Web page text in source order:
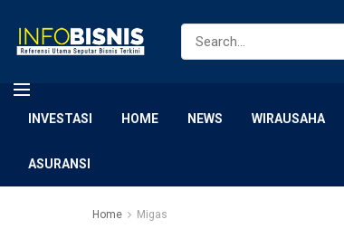
INVESTASI HOME NEWS WIRAUSAHA
ASURANSI
Home Migas